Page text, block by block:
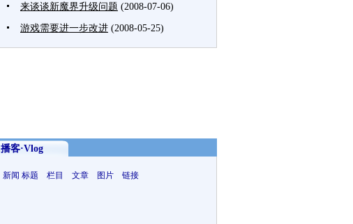
来谈谈新魔界升级问题 (2008-07-06)
游戏需要进一步改进 (2008-05-25)
播客·Vlog
新闻 标题 栏目 文章 图片 链接